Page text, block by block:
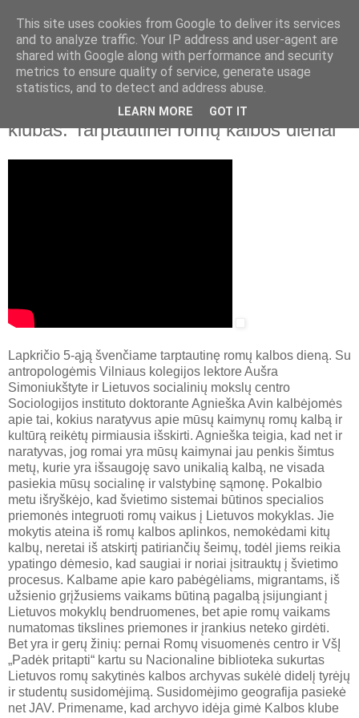
2022 m. lapkričio 4 d., penktadienis
Lietuvos nacionalinė biblioteka. Kalbos
klubas. Tarptautinei romų kalbos dienai
Lapkričio 5-ąją švenčiame tarptautinę romų kalbos dieną. Su
antropologėmis Vilniaus kolegijos lektore Aušra
Simoniukštyte ir Lietuvos socialinių mokslų centro
Sociologijos instituto doktorante Agnieška Avin kalbėjomės
apie tai, kokius naratyvus apie mūsų kaimynų romų kalbą ir
kultūrą reikėtų pirmiausia išskirti. Agnieška teigia, kad net ir
naratyvas, jog romai yra mūsų kaimynai jau penkis šimtus
metų, kurie yra išsaugoję savo unikalią kalbą, ne visada
pasiekia mūsų socialinę ir valstybinę sąmonę. Pokalbio
metu išryškėjo, kad švietimo sistemai būtinos specialios
priemonės integruoti romų vaikus į Lietuvos mokyklas. Jie
mokytis ateina iš romų kalbos aplinkos, nemokėdami kitų
kalbų, neretai iš atskirtį patiriančių šeimų, todėl jiems reikia
ypatingo dėmesio, kad saugiai ir noriai įsitrauktų į švietimo
procesus. Kalbame apie karo pabėgėliams, migrantams, iš
užsienio grįžusiems vaikams būtiną pagalbą įsijungiant į
Lietuvos mokyklų bendruomenes, bet apie romų vaikams
numatomas tikslines priemones ir įrankius neteko girdėti.
Bet yra ir gerų žinių: pernai Romų visuomenės centro ir VšĮ
„Padėk pritapti“ kartu su Nacionaline biblioteka sukurtas
Lietuvos romų sakytinės kalbos archyvas sukėlė didelį tyrėjų
ir studentų susidomėjimą. Susidomėjimo geografija pasiekė
net JAV. Primename, kad archyvo idėja gimė Kalbos klube
This site uses cookies from Google to deliver its services
and to analyze traffic. Your IP address and user-agent are
shared with Google along with performance and security
metrics to ensure quality of service, generate usage
statistics, and to detect and address abuse.
LEARN MORE GOT IT